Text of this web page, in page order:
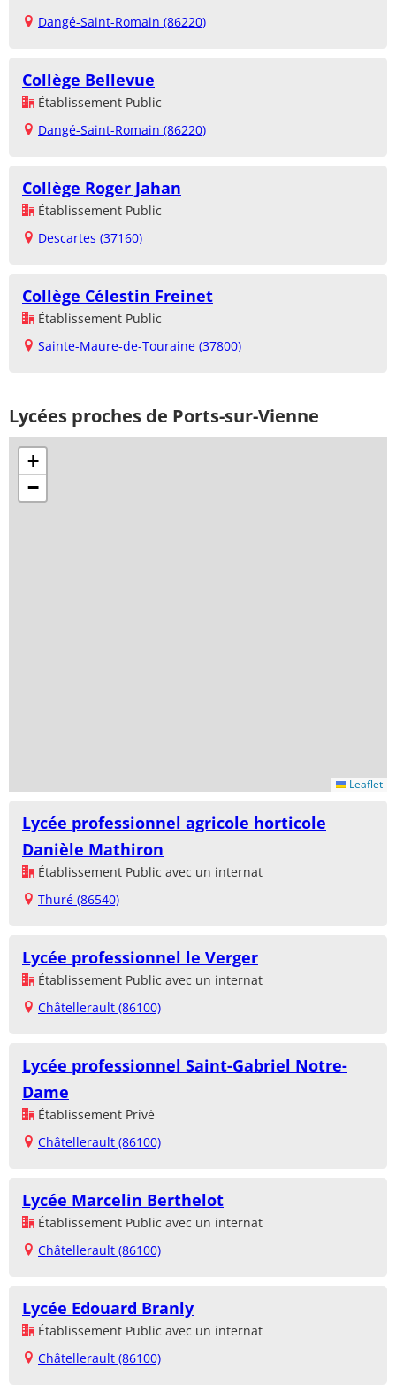
Dangé-Saint-Romain (86220)
Collège Bellevue
Établissement Public
Dangé-Saint-Romain (86220)
Collège Roger Jahan
Établissement Public
Descartes (37160)
Collège Célestin Freinet
Établissement Public
Sainte-Maure-de-Touraine (37800)
Lycées proches de Ports-sur-Vienne
+
−
Leaflet
Lycée professionnel agricole horticole
Danièle Mathiron
Établissement Public avec un internat
Thuré (86540)
Lycée professionnel le Verger
Établissement Public avec un internat
Châtellerault (86100)
Lycée professionnel Saint-Gabriel Notre-
Dame
Établissement Privé
Châtellerault (86100)
Lycée Marcelin Berthelot
Établissement Public avec un internat
Châtellerault (86100)
Lycée Edouard Branly
Établissement Public avec un internat
Châtellerault (86100)